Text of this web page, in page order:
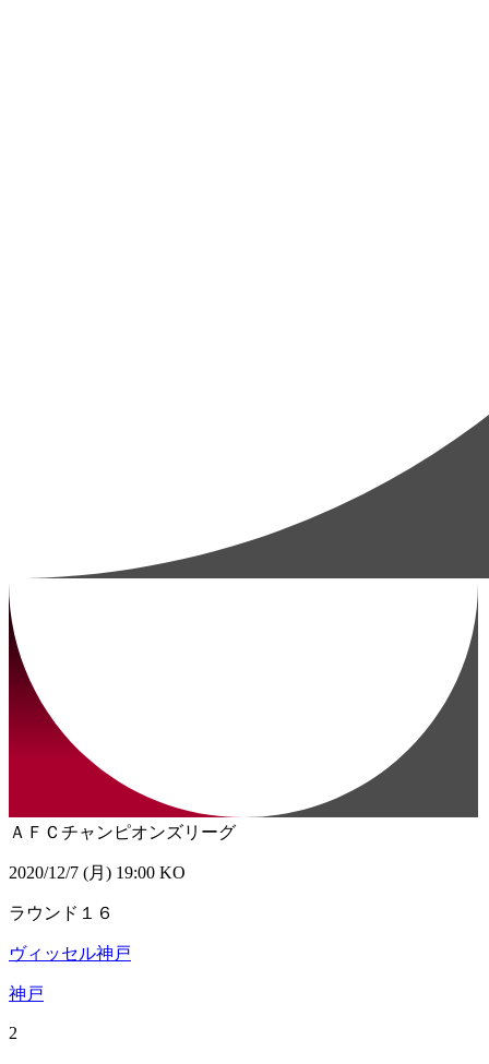
ＡＦＣチャンピオンズリーグ
2020/12/7 (月) 19:00 KO
ラウンド１６
ヴィッセル神戸
神戸
2